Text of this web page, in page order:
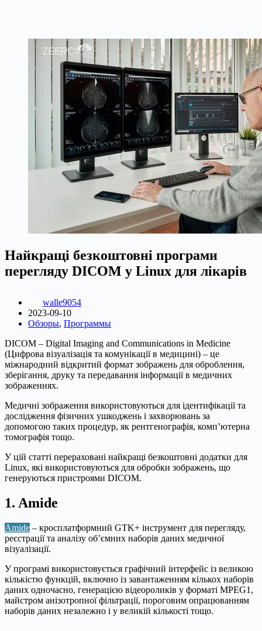
Найкращі безкоштовні програми
перегляду DICOM у Linux для лікарів
walle9054
2023-09-10
Обзоры, Программы
DICOM – Digital Imaging and Communications in Medicine
(Цифрова візуалізація та комунікації в медицині) – це
міжнародний відкритий формат зображень для оброблення,
зберігання, друку та передавання інформації в медичних
зображеннях.
Медичні зображення використовуються для ідентифікації та
дослідження фізичних ушкоджень і захворювань за
допомогою таких процедур, як рентгенографія, комп’ютерна
томографія тощо.
У цій статті перераховані найкращі безкоштовні додатки для
Linux, які використовуються для обробки зображень, що
генеруються пристроями DICOM.
1. Amide
Amide – кросплатформний GTK+ інструмент для перегляду,
реєстрації та аналізу об’ємних наборів даних медичної
візуалізації.
У програмі використовується графічний інтерфейс із великою
кількістю функцій, включно із завантаженням кількох наборів
даних одночасно, генерацією відеороликів у форматі MPEG1,
майстром анізотропної фільтрації, пороговим опрацюванням
наборів даних незалежно і у великій кількості тощо.